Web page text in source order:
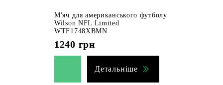
М'яч для американського футболу
Wilson NFL Limited
WTF1748XBMN
1240 грн
Детальніше